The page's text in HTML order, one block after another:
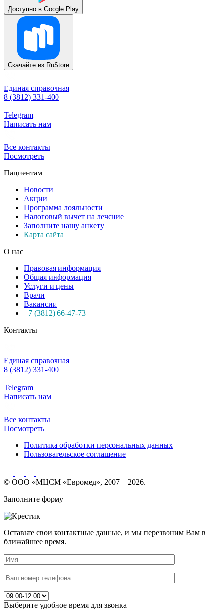
Доступно в Google Play
Скачайте из RuStore
Единая справочная
8 (3812) 331-400
Telegram
Написать нам
Все контакты
Посмотреть
Пациентам
Новости
Акции
Программа лояльности
Налоговый вычет на лечение
Заполните нашу анкету
Карта сайта
О нас
Правовая информация
Общая информация
Услуги и цены
Врачи
Вакансии
+7 (3812) 66-47-73
Контакты
Единая справочная
8 (3812) 331-400
Telegram
Написать нам
Все контакты
Посмотреть
Политика обработки персональных данных
Пользовательское соглашение
© ООО «МЦСМ «Евромед», 2007 – 2026.
Заполните форму
Оставьте свои контактные данные, и мы перезвоним Вам в
ближайшее время.
Выберите удобное время для звонка